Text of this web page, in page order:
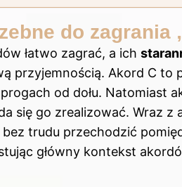
do zagrania
łatwo zagrać, a ich
przyjemnością. Akord C to
od dołu. Natomiast
się go zrealizować. Wraz
trudu przechodzić
główny kontekst